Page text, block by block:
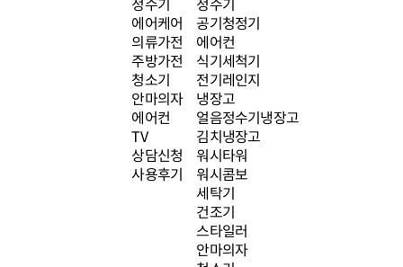
정수기
에어케어
의류가전
주방가전
청소기
안마의자
에어컨
TV
상담신청
사용후기
정수기
공기청정기
에어컨
식기세척기
전기레인지
냉장고
얼음정수기냉장고
김치냉장고
워시타워
워시콤보
세탁기
건조기
스타일러
안마의자